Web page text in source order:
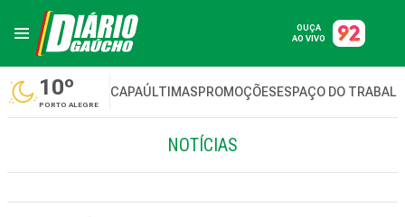
OUÇA
AO VIVO
10º
PORTO ALEGRE
CAPAÚLTIMASPROMOÇÕESESPAÇO DO
NOTÍCIAS